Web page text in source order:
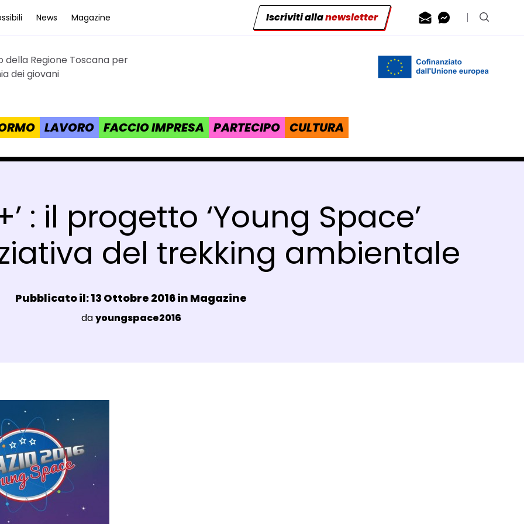
News Magazine Iscriviti allanewsletter Contattaci via
Contattaci
Cerca
della Regione Toscana per
dei giovani
LAVORO FACCIO IMPRESA PARTECIPO CULTURA
: il progetto ‘Young Space’
del trekking ambientale
Data e ora:
Pubblicato il: 13 Ottobre 2016 in Magazine
Luogo:
dayoungspace2016
Post Magazine